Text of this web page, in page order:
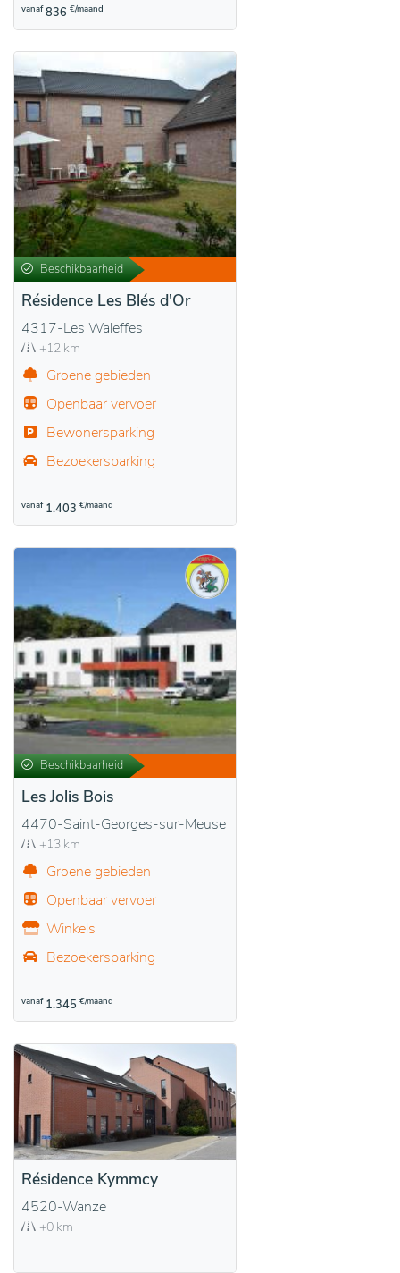
vanaf 836 €/maand
Beschikbaarheid
Résidence Les Blés d'Or
4317-Les Waleffes
+12 km
Groene gebieden
Openbaar vervoer
Bewonersparking
Bezoekersparking
vanaf 1.403 €/maand
Beschikbaarheid
Les Jolis Bois
4470-Saint-Georges-sur-Meuse
+13 km
Groene gebieden
Openbaar vervoer
Winkels
Bezoekersparking
vanaf 1.345 €/maand
Résidence Kymmcy
4520-Wanze
+0 km